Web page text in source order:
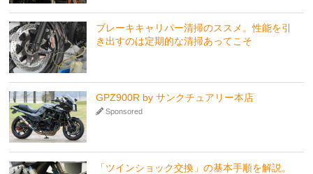
ブレーキキャリパー清掃のススメ。性能を引
き出すのは定期的な清掃あってこそ
GPZ900R by サンクチュアリー本店
Sponsored
「ツインショック交換」の基本手順を解説。